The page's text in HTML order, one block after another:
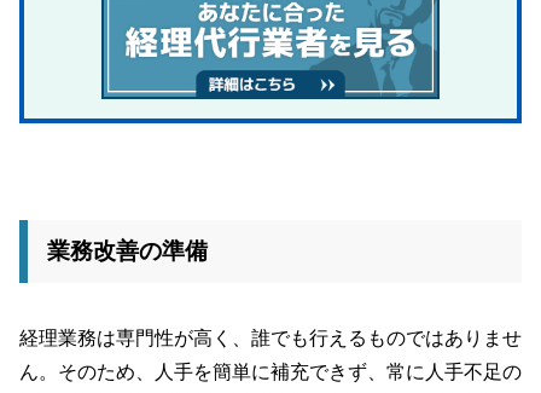
業務改善の準備
経理業務は専門性が高く、誰でも行えるものではありませ
ん。そのため、人手を簡単に補充できず、常に人手不足の